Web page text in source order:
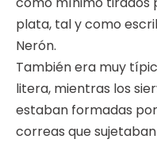
plata, tal y como
Nerón.
También era muy
litera, mientras los
estaban formadas
correas que